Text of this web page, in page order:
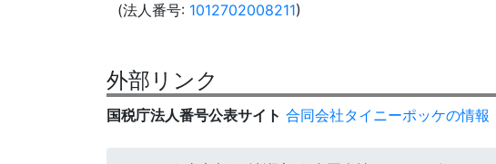
(法人番号: 1012702008211)
外部リンク
国税庁法人番号公表サイト 合同会社タイニーポッケの情報